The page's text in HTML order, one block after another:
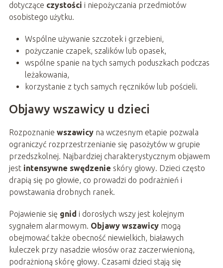
dotyczące czystości i niepożyczania przedmiotów
osobistego użytku.
Wspólne używanie szczotek i grzebieni,
pożyczanie czapek, szalików lub opasek,
wspólne spanie na tych samych poduszkach podczas
leżakowania,
korzystanie z tych samych ręczników lub pościeli.
Objawy wszawicy u dzieci
Rozpoznanie wszawicyna wczesnym etapie pozwala
ograniczyć rozprzestrzenianie się pasożytów w grupie
przedszkolnej. Najbardziej charakterystycznym objawem
jest intensywne swędzenie skóry głowy. Dzieci często
drapią się po głowie, co prowadzi do podrażnień i
powstawania drobnych ranek.
Pojawienie się gnid i dorosłych wszy jest kolejnym
sygnałem alarmowym. Objawy wszawicymogą
obejmować także obecność niewielkich, białawych
kuleczek przy nasadzie włosów oraz zaczerwienioną,
podrażnioną skórę głowy. Czasami dzieci stają się